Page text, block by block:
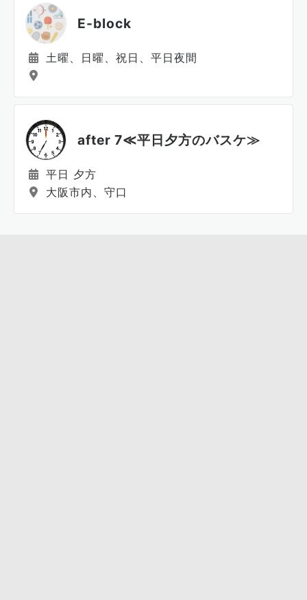
E-block
土曜、日曜、祝日、平日夜間
after 7≪平日夕方のバスケ≫
平日 夕方
大阪市内、守口